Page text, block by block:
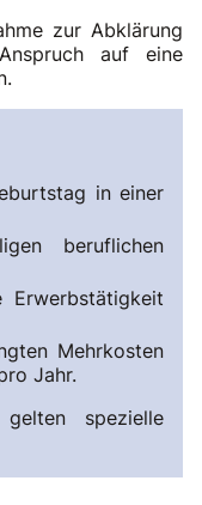
zur Abklärung
auf eine
in einer
beruflichen
Mehrkosten
Jahr.
spezielle